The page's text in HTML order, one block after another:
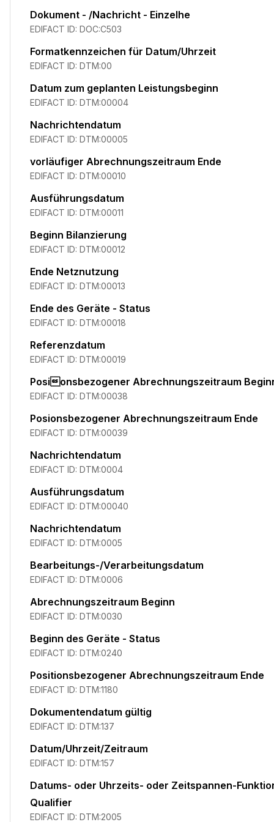
Dokument - /Nachricht - Einzelhe
EDIFACT ID: DOC:C503
Formatkennzeichen für Datum/Uhrzeit
EDIFACT ID: DTM:00
Datum zum geplanten Leistungsbeginn
EDIFACT ID: DTM:00004
Nachrichtendatum
EDIFACT ID: DTM:00005
vorläufiger Abrechnungszeitraum Ende
EDIFACT ID: DTM:00010
Ausführungsdatum
EDIFACT ID: DTM:00011
Beginn Bilanzierung
EDIFACT ID: DTM:00012
Ende Netznutzung
EDIFACT ID: DTM:00013
Ende des Geräte - Status
EDIFACT ID: DTM:00018
Referenzdatum
EDIFACT ID: DTM:00019
Posionsbezogener Abrechnungszeitraum
EDIFACT ID: DTM:00038
Posi­onsbezogener Abrechnungszeitraum Ende
EDIFACT ID: DTM:00039
Nachrichtendatum
EDIFACT ID: DTM:0004
Ausführungsdatum
EDIFACT ID: DTM:00040
Nachrichtendatum
EDIFACT ID: DTM:0005
Bearbeitungs-/Verarbeitungsdatum
EDIFACT ID: DTM:0006
Abrechnungszeitraum Beginn
EDIFACT ID: DTM:0030
Beginn des Geräte - Status
EDIFACT ID: DTM:0240
Positionsbezogener Abrechnungszeitraum Ende
EDIFACT ID: DTM:1180
Dokumentendatum gültig
EDIFACT ID: DTM:137
Datum/Uhrzeit/Zeitraum
EDIFACT ID: DTM:157
Datums- oder Uhrzeits- oder Zeitspannen-
Qualifier
EDIFACT ID: DTM:2005